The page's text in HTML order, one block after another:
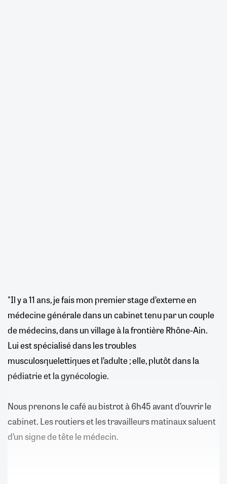
"Il y a 11 ans, je fais mon premier stage d’externe en
médecine générale dans un cabinet tenu par un couple
de médecins, dans un village à la frontière Rhône-Ain.
Lui est spécialisé dans les troubles
musculosquelettiques et l’adulte ; elle, plutôt dans la
pédiatrie et la gynécologie.
Nous prenons le café au bistrot à 6h45 avant d’ouvrir le
cabinet. Les routiers et les travailleurs matinaux saluent
d’un signe de tête le médecin.